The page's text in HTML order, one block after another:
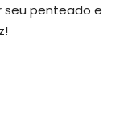
seu penteado e